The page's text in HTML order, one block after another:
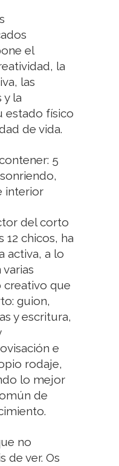
el
la
las
y la
estado físico
de vida.
del corto
12 chicos, ha
activa, a lo
creativo que
guion,
y escritura,
e
rodaje,
lo mejor
de
no
de ver. Os